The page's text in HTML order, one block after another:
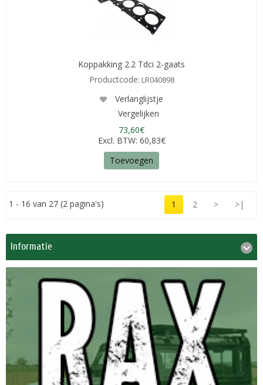
Koppakking 2.2 Tdci 2-gaats
Productcode: LR040898
Verlanglijstje
Vergelijken
73,60€
Excl. BTW: 60,83€
Toevoegen
1 2 > >|
1 - 16 van 27 (2 pagina's)
Informatie